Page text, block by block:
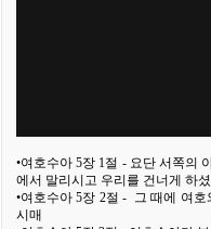
•여호수아 5장 1절 - 요단 서쪽의
에서 말리시고 우리를 건너게 하
•여호수아 5장 2절 - 그 때에 여
시매